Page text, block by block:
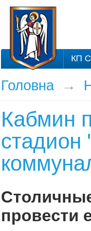
КП
Головна→
Кабмин
стадион
провести